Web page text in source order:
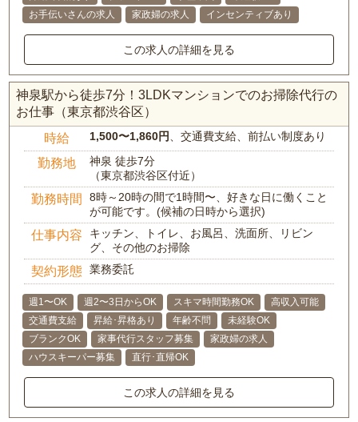
お手伝いさんの求人
家政婦の求人 インセンティブあり
この求人の詳細を見る
神泉駅から徒歩7分！3LDKマンションでのお掃除代行の
お仕事（東京都渋谷区）
時給 1,500〜1,860円 、交通費支給、前払い制度あり
勤務地
神泉 徒歩7分
（東京都渋谷区付近）
勤務時間
8時～20時の間で1時間〜、好きな日に働くこと
が可能です。(候補の日時から選択)
仕事内容
キッチン、トイレ、お風呂、洗面所、リビン
グ、その他のお掃除
契約形態 業務委託
週1〜OK 週2〜3日からOK スキマ時間勤務OK
高収入可能
交通費支給
昇給･昇格あり 年齢不問
未経験OK
ブランクOK
家事代行スタッフ募集
家政婦の求人
ハウスキーパー募集
直行･直帰OK
この求人の詳細を見る